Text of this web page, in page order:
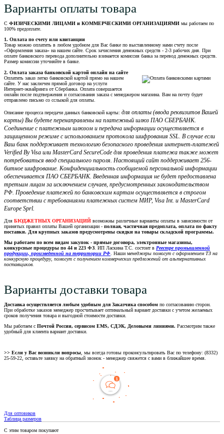
Варианты оплаты товара
С ФИЗИЧЕСКИМИ ЛИЦАМИ и КОММЕРЧЕСКИМИ ОРГАНИЗАЦИЯМИ мы работаем по
100% предоплате.
1. Оплата по счету или квитанции
Товар можно оплатить в любом удобном для Вас банке по выставленному нами счету после
«Оформления заказа» на нашем сайте. Срок зачисления денежных средств - 2-3 рабочих дня. При
оплате банковского перевода дополнительно взимается комиссия банка за перевод денежных средств.
Размер комиссии уточняйте в банке.
2. Оплата заказа банковской картой онлайн на сайте
Оплатить заказ легко банковской картой прямо на нашем
сайте. У нас заключен прямой договор на услуги
Интернет-эквайринга от Сбербанка. Оплата совершается
онлайн после подтвержения и согласования заказа с менеджером магазина. Вам на почту будет
отправлено письмо со сслыкой для оплаты.
Описание процесса передачи данных банковской карты: для оплаты (ввода реквизитов Вашей
карты) Вы будете перенаправлены на платежный шлюз ПАО СБЕРБАНК.
Соединение с платежным шлюзом и передача информации осуществляется в
защищенном режиме с использованием протокола шифрования SSL. В случае если
Ваш банк поддерживает технологию безопасного проведения интернет-платежей
Verified By Visa или MasterCard SecureCode для проведения платежа также может
потребоваться ввод специального пароля. Настоящий сайт поддерживает 256-
битное шифрование. Конфиденциальность сообщаемой персональной информации
обеспечивается ПАО СБЕРБАНК. Введенная информация не будет предоставлена
третьим лицам за исключением случаев, предусмотренных законодательством
РФ. Проведение платежей по банковским картам осуществляется в строгом
соответствии с требованиями платежных систем МИР, Visa Int. и MasterCard
Europe Sprl.
Для БЮДЖЕТНЫХ ОРГАНИЗАЦИЙ возможны различные варианты оплаты в зависимости от
принятых правил оплаты Вашей организации - полная, частичная предоплата, оплата по факту
поставки. Для крупных заказов предусмотрены скидки на товары складской программы.
Мы работаем по всем видам закупок - прямые договора, электронные магазины,
конкурсные процедуры по 44 и 223 ФЗ. ИП Ласкина Т.С. состоит в Реестре промышленной
продукции, произведенной на территории РФ. Наши менеджеры помогут с оформлением ТЗ на
конкурсную процедуру, помогут с получением коммерческих предложений от альтернативных
поставщиков.
Варианты доставки товара
Доставка осуществляется любым удобным для Заказчика способом по согласованию сторон.
При обработке заказов менеджер просчитывает оптимальный вариант доставки с учетом желаемых
сроков получения товара и выгодной стоимости доставки.
Мы работаем с Почтой России, сервисом EMS, СДЭК, Деловыми линиями. Рассмотрим также
удобный для клиента вариант доставки.
>> Если у Вас возникли вопросы, мы всегда готовы проконсультировать Вас по телефону: (8332)
25-59-22, оставьте заявку на обратный звонок - менеджер свяжется с вами в ближайшее время.
Для оптовиков
Таблица размеров
С этим товаром покупают